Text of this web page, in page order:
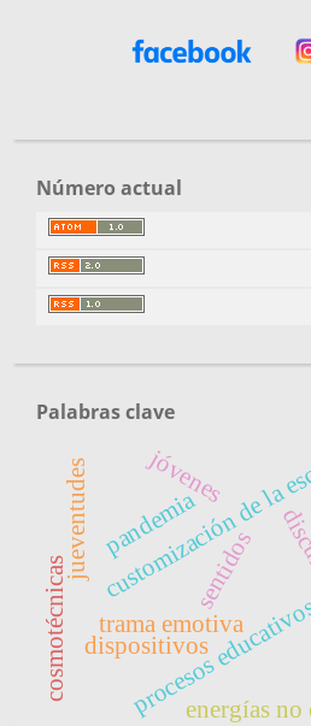
Número actual
Palabras clave
pandemia
procesos
trama emotiva
energías
customización de
sentidos
dispositivos
jueventudes jóvenes
cosmotécnicas